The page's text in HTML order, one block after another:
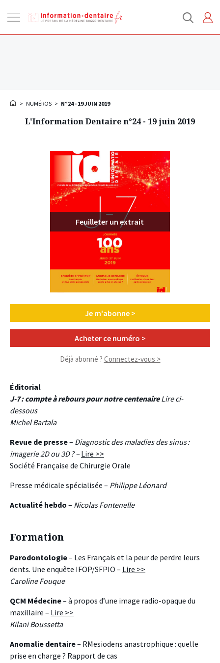
la
> NUMÉROS > N°24 - 19 JUIN 2019
Feuilleter un extrait
L'Information Dentaire n°24 - 19 juin 2019
Je m'abonne >
Acheter ce numéro >
Déjà abonné ? Connectez-vous >
Éditorial
J-7 : compte à rebours pour notre centenaireLire ci-
dessous
Michel Bartala
Revue de presse– Diagnostic des maladies des sinus :
imagerie 2D ou 3D ? – Lire >>
Société Française de Chirurgie Orale
Presse médicale spécialisée – Philippe Léonard
Actualité hebdo – Nicolas Fontenelle
Formation
Parodontologie– Les Français et la peur de perdre leurs
dents. Une enquête IFOP/SFPIO – Lire >>
Caroline Fouque
QCM Médecine– à propos d’une image radio-opaque du
maxillaire – Lire >>
Kilani Boussetta
Anomalie dentaire– RMesiodens anastrophique : quelle
prise en charge ? Rapport de cas